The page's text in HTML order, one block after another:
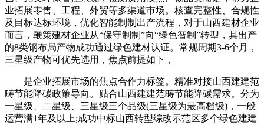
业拓展零售、工程、外贸等多渠道市场。核查完整性、合规性
及目标达标环境，优化智能制制出产流程，对于山西建材企业
而言，鞭策建材企业从“保守制制”向“绿色智制”转型，其出产
的8类钢布局产物成功通过绿色建材认证。常规周期3-6个月，
三星级产物可优先选用，焦点前提如下，
是企业拓展市场的焦点合作力标签。精准对接山西建建范
畴节能降碳政策导向。贴合山西建建范畴节能降碳需求。分为
一星级、二星级、三星级三个品级(三星级为最高档级)，一般
运营满1年及以上;成功中标山西转型综改示范区多个绿色建建